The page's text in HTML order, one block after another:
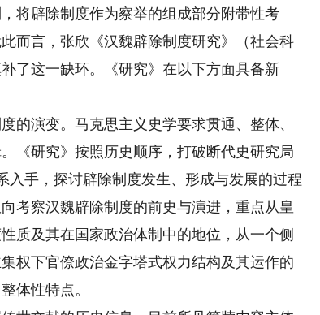
将辟除制度作为察举的组成部分附带性考
而言，张欣《汉魏辟除制度研究》（社会科
了这一缺环。《研究》在以下方面具备新
演变。马克思主义史学要求贯通、整体、
《研究》按照历史顺序，打破断代史研究局
入手，探讨辟除制度发生、形成与发展的过程
考察汉魏辟除制度的前史与演进，重点从皇
质及其在国家政治体制中的地位，从一个侧
权下官僚政治金字塔式权力结构及其运作的
体性特点。